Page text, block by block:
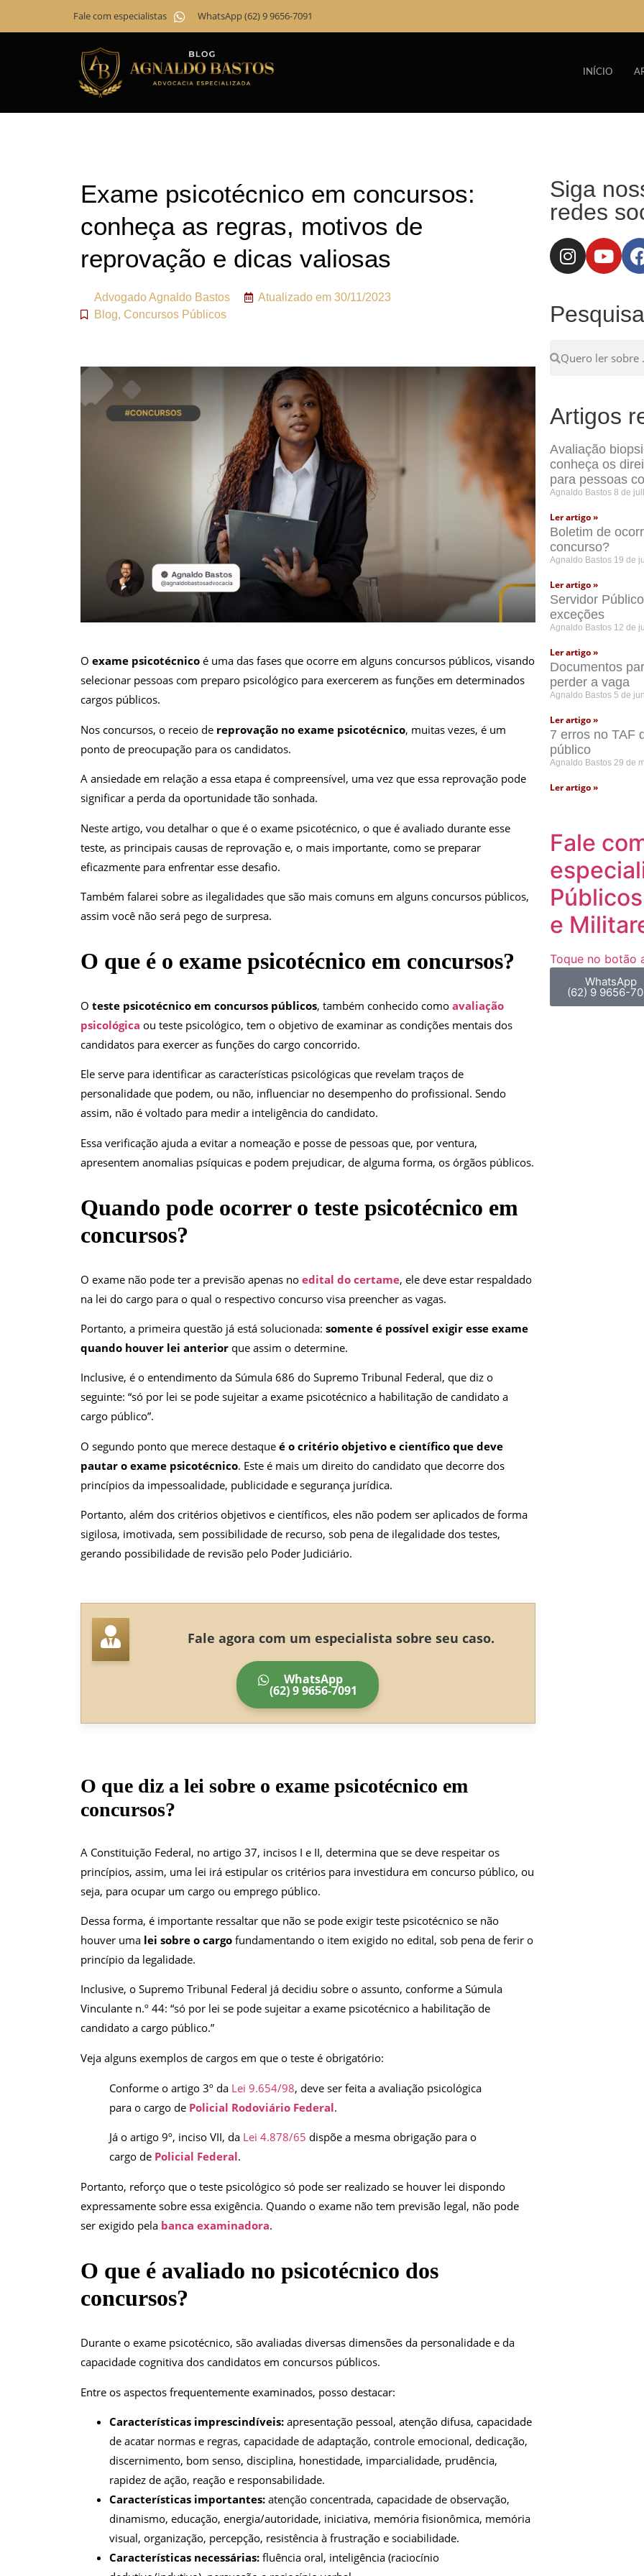
Fale com especialistas WhatsApp (62) 9 9656-7091
INÍCIO
Exame psicotécnico em concursos:
conheça as regras, motivos de
reprovação e dicas valiosas
AdvogadoAgnaldo Bastos Atualizado em 30/11/2023
Blog, Concursos Públicos
O exame psicotécnico é uma das fases que ocorre em alguns concursos públicos, visando
selecionar pessoas com preparo psicológico para exercerem as funções em determinados
cargos públicos.
Nos concursos, o receio de reprovação no exame psicotécnico, muitas vezes, é um
ponto de preocupação para os candidatos.
A ansiedade em relação a essa etapa é compreensível, uma vez que essa reprovação pode
significar a perda da oportunidade tão sonhada.
Neste artigo, vou detalhar o que é o exame psicotécnico, o que é avaliado durante esse
teste, as principais causas de reprovação e, o mais importante, como se preparar
eficazmente para enfrentar esse desafio.
Também falarei sobre as ilegalidades que são mais comuns em alguns concursos públicos,
assim você não será pego de surpresa.
O que é o exame psicotécnico em concursos?
O teste psicotécnico em concursos públicos, também conhecido como avaliação
psicológica ou teste psicológico, tem o objetivo de examinar as condições mentais dos
candidatos para exercer as funções do cargo concorrido.
Ele serve para identificar as características psicológicas que revelam traços de
personalidade que podem, ou não, influenciar no desempenho do profissional. Sendo
assim, não é voltado para medir a inteligência do candidato.
Essa verificação ajuda a evitar a nomeação e posse de pessoas que, por ventura,
apresentem anomalias psíquicas e podem prejudicar, de alguma forma, os órgãos públicos.
Quando pode ocorrer o teste psicotécnico em
concursos?
O exame não pode ter a previsão apenas no edital do certame, ele deve estar respaldado
na lei do cargo para o qual o respectivo concurso visa preencher as vagas.
Portanto, a primeira questão já está solucionada: somente é possível exigir esse exame
quando houver lei anterior que assim o determine.
Inclusive, é o entendimento da Súmula 686 do Supremo Tribunal Federal, que diz o
seguinte: “só por lei se pode sujeitar a exame psicotécnico a habilitação de candidato a
cargo público”.
O segundo ponto que merece destaque é o critério objetivo e científico que deve
pautar o exame psicotécnico. Este é mais um direito do candidato que decorre dos
princípios da impessoalidade, publicidade e segurança jurídica.
Portanto, além dos critérios objetivos e científicos, eles não podem ser aplicados de forma
sigilosa, imotivada, sem possibilidade de recurso, sob pena de ilegalidade dos testes,
gerando possibilidade de revisão pelo Poder Judiciário.
Fale agora com um especialista sobre seu caso.
WhatsApp
(62) 9 9656-7091
O que diz a lei sobre o exame psicotécnico em
concursos?
A Constituição Federal, no artigo 37, incisos I e II, determina que se deve respeitar os
princípios, assim, uma lei irá estipular os critérios para investidura em concurso público, ou
seja, para ocupar um cargo ou emprego público.
Dessa forma, é importante ressaltar que não se pode exigir teste psicotécnico se não
houver uma lei sobre o cargo fundamentando o item exigido no edital, sob pena de ferir o
princípio da legalidade.
Inclusive, o Supremo Tribunal Federal já decidiu sobre o assunto, conforme a Súmula
Vinculante n.º 44: “só por lei se pode sujeitar a exame psicotécnico a habilitação de
candidato a cargo público.”
Veja alguns exemplos de cargos em que o teste é obrigatório:
Conforme o artigo 3º da Lei 9.654/98, deve ser feita a avaliação psicológica
para o cargo de Policial Rodoviário Federal.
Já o artigo 9º, inciso VII, da Lei 4.878/65 dispõe a mesma obrigação para o
cargo de Policial Federal.
Portanto, reforço que o teste psicológico só pode ser realizado se houver lei dispondo
expressamente sobre essa exigência. Quando o exame não tem previsão legal, não pode
ser exigido pela banca examinadora.
O que é avaliado no psicotécnico dos
concursos?
Durante o exame psicotécnico, são avaliadas diversas dimensões da personalidade e da
capacidade cognitiva dos candidatos em concursos públicos.
Entre os aspectos frequentemente examinados, posso destacar:
Características imprescindíveis: apresentação pessoal, atenção difusa, capacidade
de acatar normas e regras, capacidade de adaptação, controle emocional, dedicação,
discernimento, bom senso, disciplina, honestidade, imparcialidade, prudência,
rapidez de ação, reação e responsabilidade.
Características importantes: atenção concentrada, capacidade de observação,
dinamismo, educação, energia/autoridade, iniciativa, memória fisionômica, memória
visual, organização, percepção, resistência à frustração e sociabilidade.
Características necessárias: fluência oral, inteligência (raciocínio
Siga
redes
Artigos
Avaliação
conheça os
para pessoas
Agnaldo Bastos 8 de
Ler artigo »
Boletim de
concurso?
Agnaldo Bastos 19 de
Ler artigo »
Servidor
exceções
Agnaldo Bastos 12 de
Ler artigo »
Documentos
perder a vaga
Agnaldo Bastos 5 de
Ler artigo »
7 erros no TAF
público
Agnaldo Bastos 29 de
Ler artigo »
Fale
e
Toque no botão
WhatsApp
(62) 9 9656-